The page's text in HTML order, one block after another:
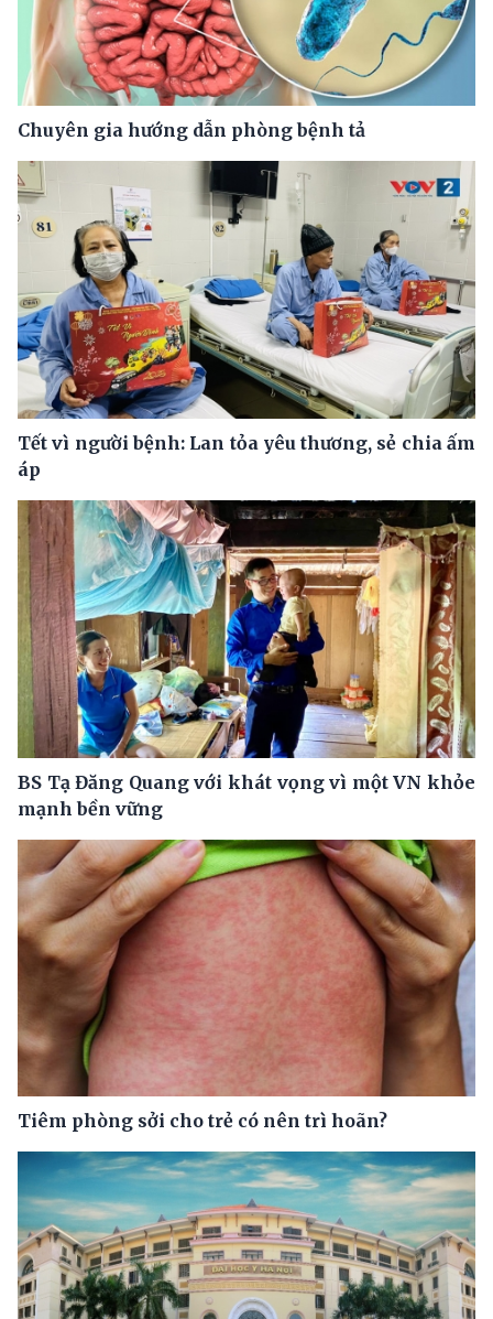
Chuyên gia hướng dẫn phòng bệnh tả
Tết vì người bệnh: Lan tỏa yêu thương, sẻ chia ấm
áp
BS Tạ Đăng Quang với khát vọng vì một VN khỏe
mạnh bền vững
Tiêm phòng sởi cho trẻ có nên trì hoãn?